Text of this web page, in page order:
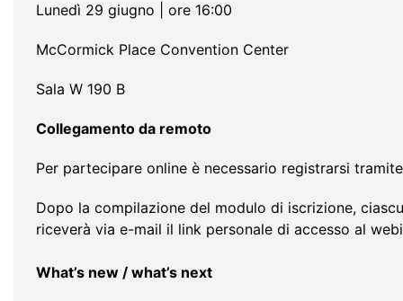
Lunedì 29 giugno | ore 16:00
McCormick Place Convention Center
Sala W 190 B
Collegamento da remoto
Per partecipare online è necessario registrarsi
Dopo la compilazione del modulo di iscrizione,
riceverà via e-mail il link personale di accesso al
What’s new / what’s next